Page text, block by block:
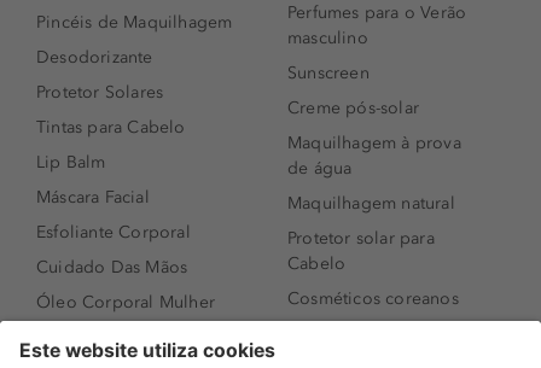
Pincéis de Maquilhagem
Desodorizante
Protetor Solares
Tintas para Cabelo
Lip Balm
Máscara Facial
Esfoliante Corporal
Cuidado Das Mãos
Óleo Corporal Mulher
Perfumes para o Verão
masculino
Sunscreen
Creme pós-solar
Maquilhagem à prova
de água
Maquilhagem natural
Protetor solar para
Cabelo
Cosméticos coreanos